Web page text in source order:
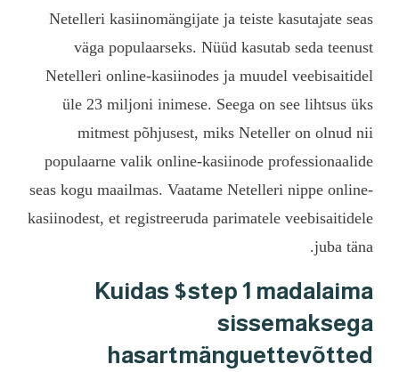
Netelleri
väga
Netelleri online-
üle 23 miljoni
mitmest
populaarne valik
seas kogu maailmas.
kasiinodest, et
Kuidas